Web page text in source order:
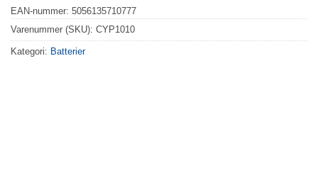
EAN-nummer: 5056135710777
Varenummer (SKU): CYP1010
Kategori: Batterier